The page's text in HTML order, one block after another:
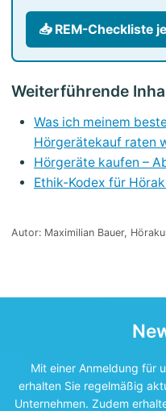
📥 REM-Checkliste
Weiterführende
Was ich meinem
Hörgerätekauf raten
Hörgeräte kaufen –
Ethik-Kodex für
Autor: Maximilian Bauer,
Mit einer Anmeldung für
erhalten Sie regelmäßig
Unternehmen. Zudem